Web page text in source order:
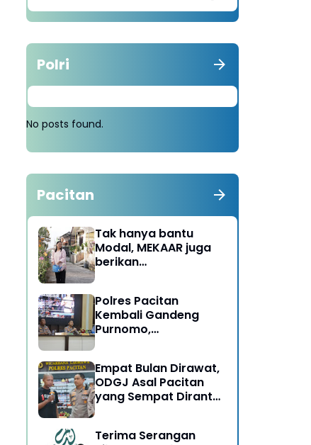
Diminta Tak Percaya Hoaks
Polri
No posts found.
Pacitan
Tak hanya bantu
Modal, MEKAAR juga
berikan
Dapur Tetap Ngebul
Polres Pacitan
Kembali Gandeng
Purnomo,
Rehabilitasi
Empat Bulan Dirawat,
ODGJ Asal Pacitan
yang Sempat Dirantai
Terima Serangan